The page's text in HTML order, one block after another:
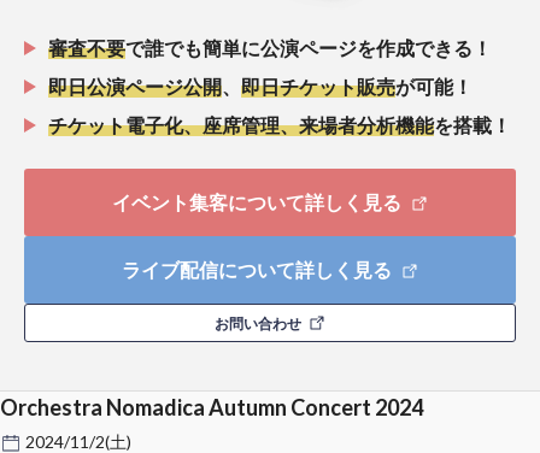
審査不要で誰でも簡単に公演ページを作成できる！
即日公演ページ公開
即日チケット販売が可能！
チケット電子化、座席管理、来場者分析機能を搭載！
イベント集客について詳しく見る
ライブ配信について詳しく見る
お問い合わせ
Orchestra Nomadica Autumn Concert 2024
2024/11/2(土)